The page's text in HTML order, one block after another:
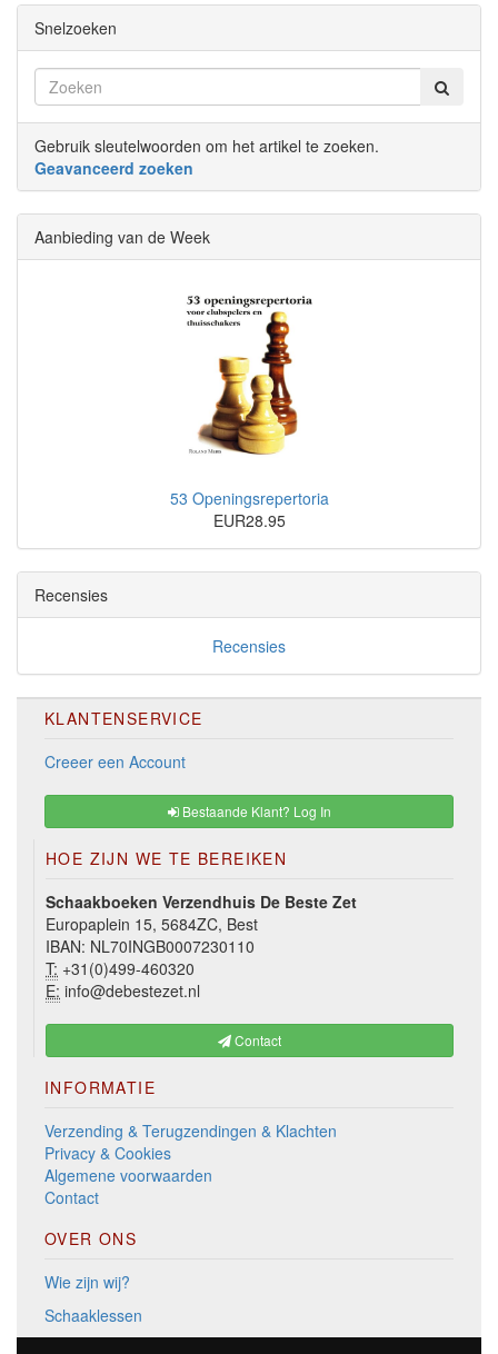
Snelzoeken
Gebruik sleutelwoorden om het artikel te zoeken.
Geavanceerd zoeken
Aanbieding van de Week
53 Openingsrepertoria
EUR28.95
Recensies
Recensies
KLANTENSERVICE
Creeer een Account
Bestaande Klant? Log In
HOE ZIJN WE TE BEREIKEN
Schaakboeken Verzendhuis De Beste Zet
Europaplein 15, 5684ZC, Best
IBAN: NL70INGB0007230110
T: +31(0)499-460320
E: info@debestezet.nl
Contact
INFORMATIE
Verzending & Terugzendingen & Klachten
Privacy & Cookies
Algemene voorwaarden
Contact
OVER ONS
Wie zijn wij?
Schaaklessen